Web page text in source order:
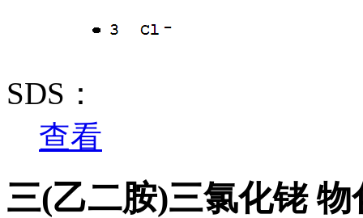
SDS：
查看
三(乙二胺)三氯化铑 物